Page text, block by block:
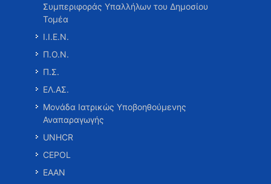
Συμπεριφοράς Υπαλλήλων του Δημοσίου
Τομέα
Ι.Ι.Ε.Ν.
Π.Ο.Ν.
Π.Σ.
ΕΛ.ΑΣ.
Μονάδα Ιατρικώς Υποβοηθούμενης
Αναπαραγωγής
UNHCR
CEPOL
ΕΑΑΝ